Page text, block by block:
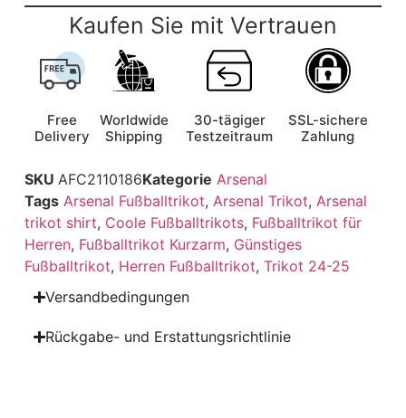
Kaufen Sie mit Vertrauen
Free
Delivery
Worldwide
Shipping
30-tägiger
Testzeitraum
SSL-sichere
Zahlung
SKU AFC2110186Kategorie Arsenal
Tags Arsenal Fußballtrikot, Arsenal Trikot, Arsenal
trikot shirt, Coole Fußballtrikots, Fußballtrikot für
Herren, Fußballtrikot Kurzarm, Günstiges
Fußballtrikot, Herren Fußballtrikot, Trikot 24-25
Versandbedingungen
Rückgabe- und Erstattungsrichtlinie